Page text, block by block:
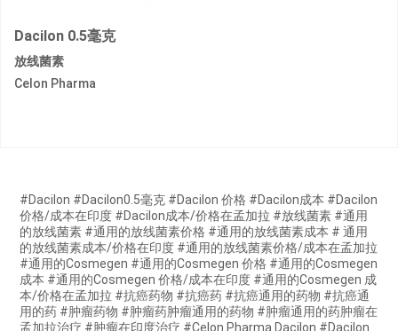
Dacilon 0.5毫克
放线菌素
Celon Pharma
#Dacilon #Dacilon0.5毫克 #Dacilon 价格 #Dacilon成本 #Dacilon
价格/成本在印度 #Dacilon成本/价格在孟加拉 #放线菌素 #通用
的放线菌素 #通用的放线菌素价格 #通用的放线菌素成本 # 通用
的放线菌素成本/价格在印度 #通用的放线菌素价格/成本在孟加拉
#通用的Cosmegen #通用的Cosmegen 价格 #通用的Cosmegen
成本 #通用的Cosmegen 价格/成本在印度 #通用的Cosmegen 成
本/价格在孟加拉 #抗癌药物 #抗癌药 #抗癌通用的药物 #抗癌通
用的药 #肿瘤药物 #肿瘤药肿瘤通用的药物 #肿瘤通用的药肿瘤在
孟加拉治疗 #肿瘤在印度治疗 #Celon Pharma Dacilon #Dacilon